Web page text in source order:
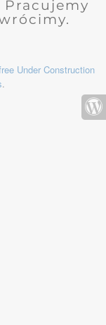
Under Construction
.